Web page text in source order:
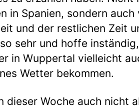
in Spanien, sondern auch
und der restlichen Zeit
sehr und hoffe
in Wuppertal vielleicht
Wetter bekommen.
dieser Woche auch nicht